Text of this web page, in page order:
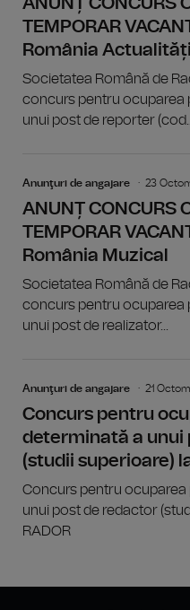
ANUNȚ CONCURS
TEMPORAR
România Actualități
Societatea Română de
concurs pentru ocuparea
unui post de reporter
Anunţuri de angajare 23
ANUNȚ CONCURS
TEMPORAR
România Muzical
Societatea Română de
concurs pentru ocuparea
unui post de realizator...
Anunţuri de angajare 21
Concurs pentru
determinată a unui
(studii superioare)
Concurs pentru
unui post de redactor
RADOR